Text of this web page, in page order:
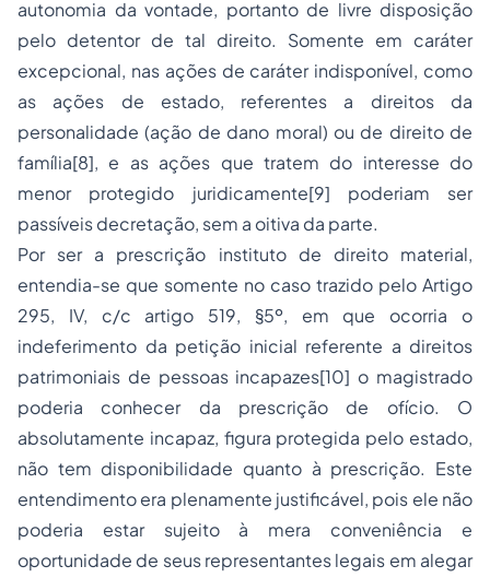
autonomia da vontade, portanto de livre disposição
pelo detentor de tal direito. Somente em caráter
excepcional, nas ações de caráter indisponível, como
as ações de estado, referentes a direitos da
personalidade (ação de dano moral) ou de direito de
família[8], e as ações que tratem do interesse do
menor protegido juridicamente[9] poderiam ser
passíveis decretação, sem a oitiva da parte.
Por ser a prescrição instituto de direito material,
entendia-se que somente no caso trazido pelo Artigo
295, IV, c/c artigo 519, §5º, em que ocorria o
indeferimento da petição inicial referente a direitos
patrimoniais de pessoas incapazes[10] o magistrado
poderia conhecer da prescrição de ofício. O
absolutamente incapaz, figura protegida pelo estado,
não tem disponibilidade quanto à prescrição. Este
entendimento era plenamente justificável, pois ele não
poderia estar sujeito à mera conveniência e
oportunidade de seus representantes legais em alegar